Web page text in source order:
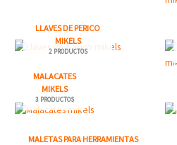
LLAVES DE PERICO
MIKELS
2 PRODUCTOS
MALACATES
MIKELS
3 PRODUCTOS
MALETAS PARA HERRAMIENTAS